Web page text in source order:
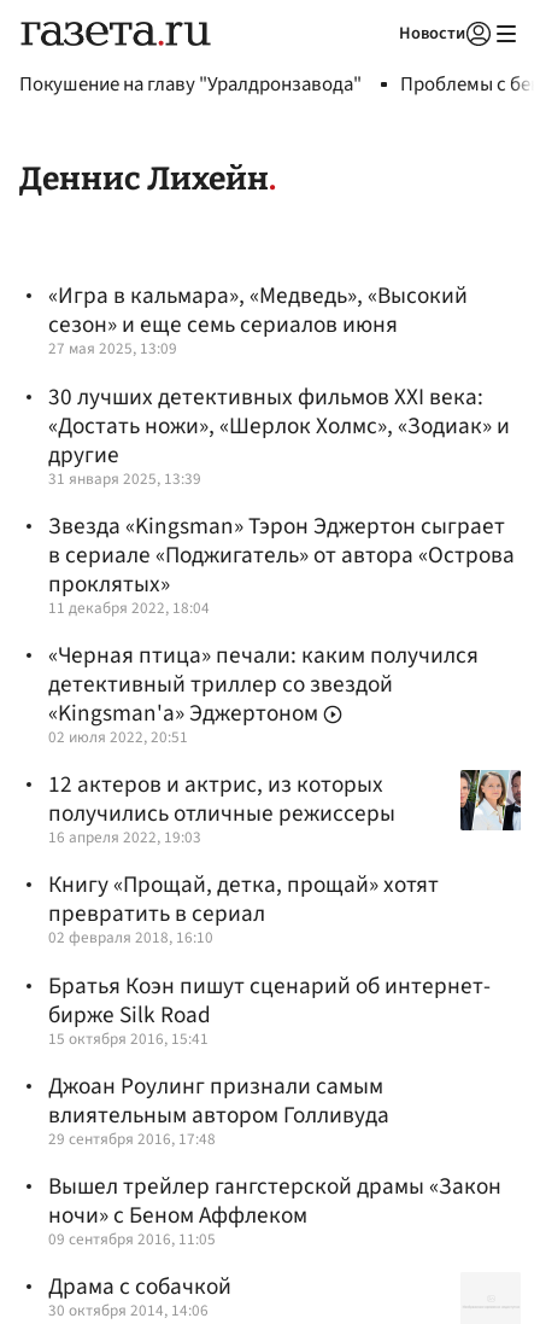
Новости
Покушение на главу "Уралдронзавода" Проблемы с
Деннис Лихейн
«Игра в кальмара», «Медведь», «Высокий
сезон» и еще семь сериалов июня
27 мая 2025, 13:09
30 лучших детективных фильмов XXI века:
«Достать ножи», «Шерлок Холмс», «Зодиак» и
другие
31 января 2025, 13:39
Звезда «Kingsman» Тэрон Эджертон сыграет
в сериале «Поджигатель» от автора «Острова
проклятых»
11 декабря 2022, 18:04
«Черная птица» печали: каким получился
детективный триллер со звездой
«Kingsman'а» Эджертоном
02 июля 2022, 20:51
12 актеров и актрис, из которых
получились отличные режиссеры
16 апреля 2022, 19:03
Книгу «Прощай, детка, прощай» хотят
превратить в сериал
02 февраля 2018, 16:10
Братья Коэн пишут сценарий об интернет-
бирже Silk Road
15 октября 2016, 15:41
Джоан Роулинг признали самым
влиятельным автором Голливуда
29 сентября 2016, 17:48
Вышел трейлер гангстерской драмы «Закон
ночи» с Беном Аффлеком
09 сентября 2016, 11:05
Драма с собачкой
30 октября 2014, 14:06